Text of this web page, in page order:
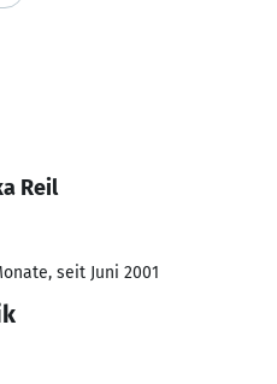
Reil
seit Juni 2001